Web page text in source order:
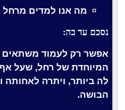
¤ מה אנו למדים מרחל
נסכם עד כה:
אפשר רק לעמוד משתאים
המיוחדת של רחל, שעל
לה ביותר, ויתרה
הבושה.